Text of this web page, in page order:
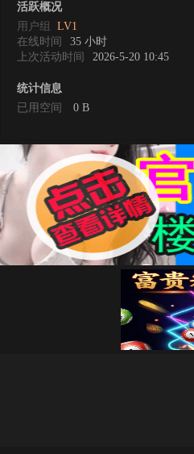
活跃概况
用户组 LV1
在线时间
35 小时
上次活动时间
2026-5-20 10:45
统计信息
已用空间
0 B